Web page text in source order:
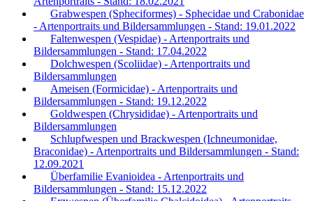
Grabwespen (Spheciformes) - Sphecidae und Crabonidae
- Artenportraits und Bildersammlungen - Stand: 19.01.2022
Faltenwespen (Vespidae) - Artenportraits und
Bildersammlungen - Stand: 17.04.2022
Dolchwespen (Scoliidae) - Artenportraits und
Bildersammlungen
Ameisen (Formicidae) - Artenportraits und
Bildersammlungen - Stand: 19.12.2022
Goldwespen (Chrysididae) - Artenportraits und
Bildersammlungen
Schlupfwespen und Brackwespen (Ichneumonidae,
Braconidae) - Artenportraits und Bildersammlungen - Stand:
12.09.2021
Überfamilie Evanioidea - Artenportraits und
Bildersammlungen - Stand: 15.12.2022